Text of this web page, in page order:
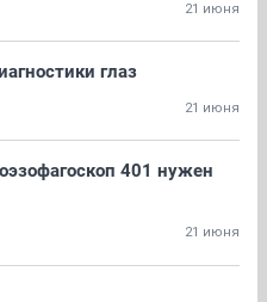
21 июня
глаз
21 июня
401 нужен
21 июня